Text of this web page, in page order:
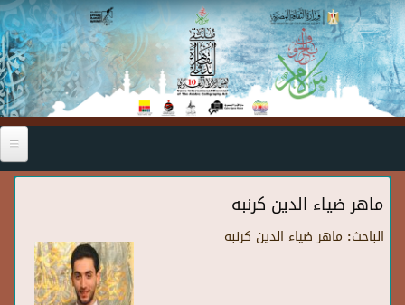
Skip to main content
ماهر ضياء الدين كرنبه
الباحث: ماهر ضياء الدين كرنبه